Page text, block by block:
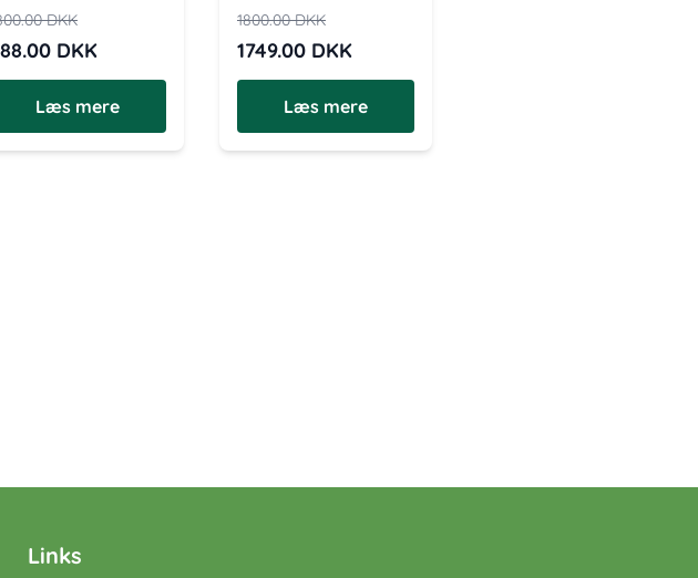
DKK
DKK
Læs mere
1800.00DKK
1749.00 DKK
Læs mere
Links